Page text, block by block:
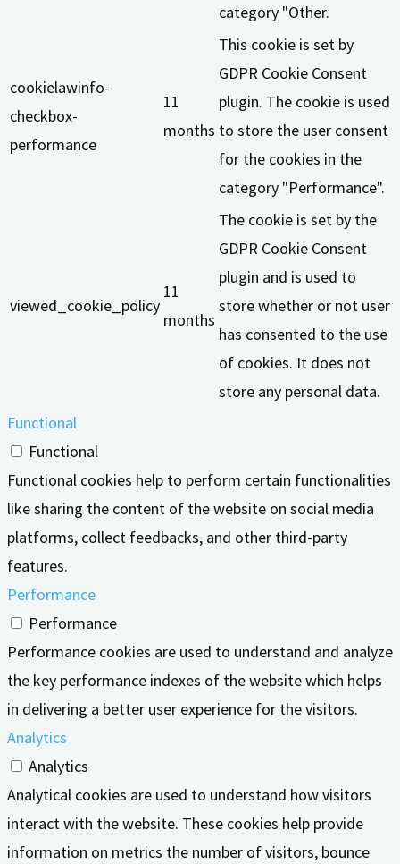
category "Other.
cookielawinfo-
checkbox-
performance
11
months
This cookie is set by
GDPR Cookie Consent
plugin. The cookie is used
to store the user consent
for the cookies in the
category "Performance".
viewed_cookie_policy
11
months
The cookie is set by the
GDPR Cookie Consent
plugin and is used to
store whether or not user
has consented to the use
of cookies. It does not
store any personal data.
Functional
Functional
Functional cookies help to perform certain functionalities
like sharing the content of the website on social media
platforms, collect feedbacks, and other third-party
features.
Performance
Performance
Performance cookies are used to understand and analyze
the key performance indexes of the website which helps
in delivering a better user experience for the visitors.
Analytics
Analytics
Analytical cookies are used to understand how visitors
interact with the website. These cookies help provide
information on metrics the number of visitors, bounce